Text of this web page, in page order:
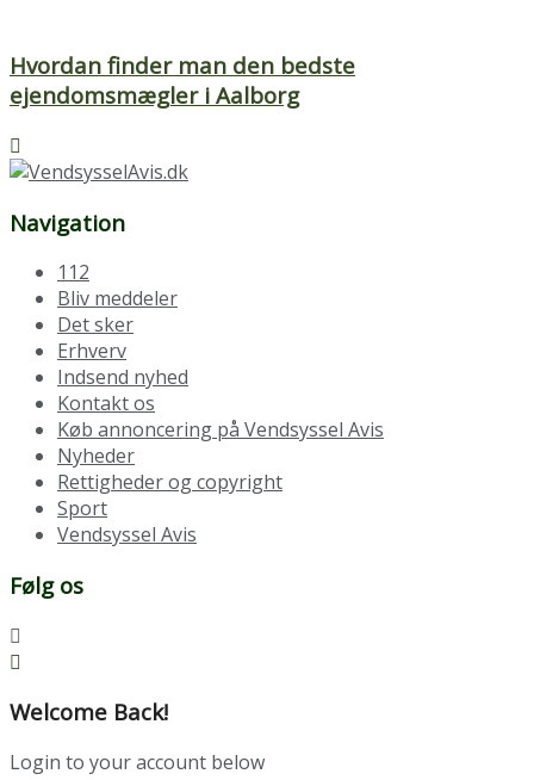
Hvordan finder man den bedste
ejendomsmægler i Aalborg
Navigation
112
Bliv meddeler
Det sker
Erhverv
Indsend nyhed
Kontakt os
Køb annoncering på Vendsyssel Avis
Nyheder
Rettigheder og copyright
Sport
Vendsyssel Avis
Følg os
Welcome Back!
Login to your account below